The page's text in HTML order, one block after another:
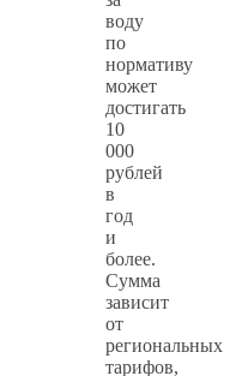
воду
по
нормативу
может
достигать
10
000
рублей
в
год
и
более.
Сумма
зависит
от
региональных
тарифов,